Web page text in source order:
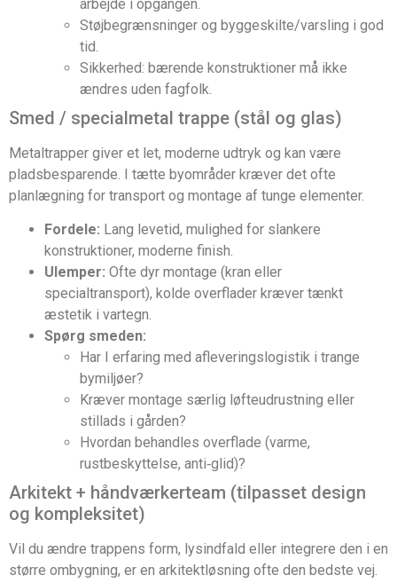
arbejde i opgangen.
Støjbegrænsninger og byggeskilte/varsling i god
tid.
Sikkerhed: bærende konstruktioner må ikke
ændres uden fagfolk.
Smed / specialmetal trappe (stål og glas)
Metaltrapper giver et let, moderne udtryk og kan være
pladsbesparende. I tætte byområder kræver det ofte
planlægning for transport og montage af tunge elementer.
Fordele: Lang levetid, mulighed for slankere
konstruktioner, moderne finish.
Ulemper: Ofte dyr montage (kran eller
specialtransport), kolde overflader kræver tænkt
æstetik i vartegn.
Spørg smeden:
Har I erfaring med afleveringslogistik i trange
bymiljøer?
Kræver montage særlig løfteudrustning eller
stillads i gården?
Hvordan behandles overflade (varme,
rustbeskyttelse, anti‑glid)?
Arkitekt + håndværkerteam (tilpasset design
og kompleksitet)
Vil du ændre trappens form, lysindfald eller integrere den i en
større ombygning, er en arkitektløsning ofte den bedste vej.